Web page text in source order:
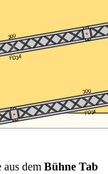
dem Bühne Tab